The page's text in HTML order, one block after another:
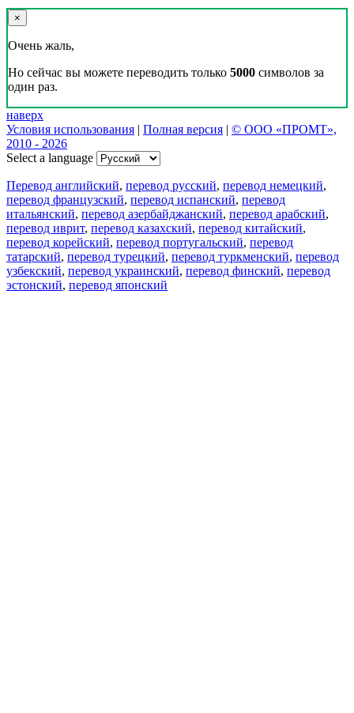
×
Очень жаль,
Но сейчас вы можете переводить только 5000 символов за
один раз.
наверх
Условия использования | Полная версия | © ООО «ПРОМТ»,
2010 - 2026
Select a language
Перевод английский, перевод русский, перевод немецкий,
перевод французский, перевод испанский, перевод
итальянский, перевод азербайджанский, перевод арабский,
перевод иврит, перевод казахский, перевод китайский,
перевод корейский, перевод португальский, перевод
татарский, перевод турецкий, перевод туркменский, перевод
узбекский, перевод украинский, перевод финский, перевод
эстонский, перевод японский